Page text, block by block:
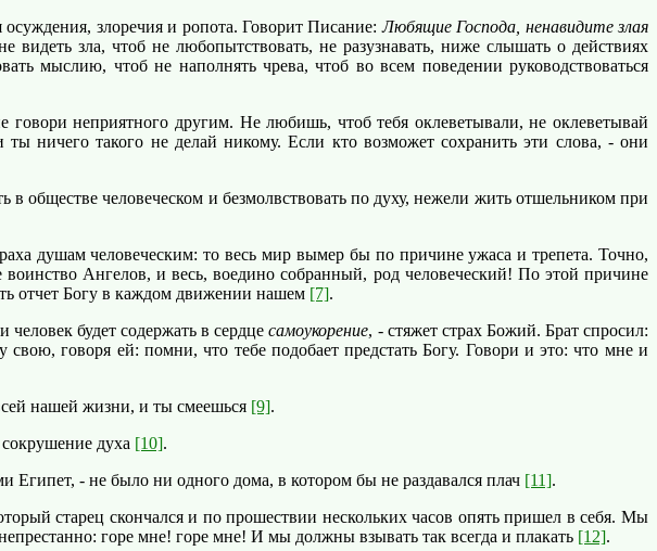
злоречия и ропота. Говорит Писание:Любящие Господа, ненавидите злая
зла, чтоб не любопытствовать, не разузнавать, ниже слышать о действиях
мыслию, чтоб не наполнять чрева, чтоб во всем поведении руководствоваться
неприятного другим. Не любишь, чтоб тебя оклеветывали, не оклеветывай
ничего такого не делай никому. Если кто возможет сохранить эти слова, - они
человеческом и безмолвствовать по духу, нежели жить отшельником при
душам человеческим: то весь мир вымер бы по причине ужаса и трепета. Точно,
Ангелов, и весь, воедино собранный, род человеческий! По этой причине
отчет Богу в каждом движении нашем [7].
будет содержать в сердцесамоукорение, - стяжет страх Божий. Брат спросил:
свою, говоря ей: помни, что тебе подобает предстать Богу. Говори и это: что мне и
нашей жизни, и ты смеешься [9].
духа [10].
Египет, - не было ни одного дома, в котором бы не раздавался плач [11].
старец скончался и по прошествии нескольких часов опять пришел в себя. Мы
горе мне! горе мне! И мы должны взывать так всегда и плакать [12].